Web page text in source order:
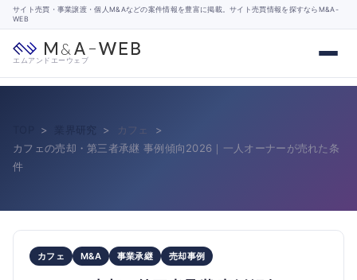
サイト売買・事業譲渡・個人M&Aなどの案件情報を豊富に掲載。サイト売買情報を探すならM&A-
WEB
エムアンドエーウェブ
業界研究
カフェ
カフェの売却・第三者承継 事例傾向2026｜一人オーナーが売れた条
件
カフェ M&A 事業承継 売却事例